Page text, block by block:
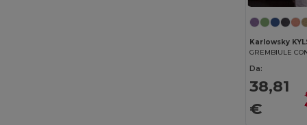
Karlowsky
Da:
38,81
€